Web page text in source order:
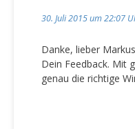
30. Juli 2015 um 22:07
Danke, lieber
Dein Feedback. Mit
genau die richtige